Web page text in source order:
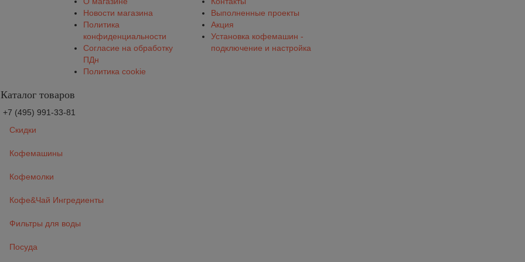
Новости магазина
Политика
конфиденциальности
Согласие на обработку
ПДн
Политика cookie
Выполненные проекты
Акция
Установка кофемашин -
подключение и настройка
Каталог товаров
+7 (495) 991-33-81
Скидки
Кофемашины
Кофемолки
Кофе&Чай Ингредиенты
Фильтры для воды
Посуда